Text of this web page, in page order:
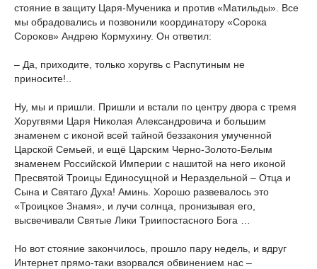
стояние в защиту Царя-Мученика и против «Матильды». Все
мы обрадовались и позвонили координатору «Сорока
Сороков» Андрею Кормухину. Он ответил:
– Да, приходите, только хоругвь с Распутиным не
приносите!..
Ну, мы и пришли. Пришли и встали по центру двора с тремя
Хоругвями Царя Николая Александровича и большим
знаменем с иконой всей тайной беззакония умученной
Царской Семьей, и ещё Царским Черно-Золото-Белым
знаменем Российской Империи с нашитой на него иконой
Пресвятой Троицы Единосущной и Нераздельной – Отца и
Сына и Святаго Духа! Аминь. Хорошо развевалось это
«Троицкое Знамя», и лучи солнца, пронизывая его,
высвечивали Святые Лики Триипостасного Бога …
Но вот стояние закончилось, прошло пару недель, и вдруг
Интернет прямо-таки взорвался обвинением нас –